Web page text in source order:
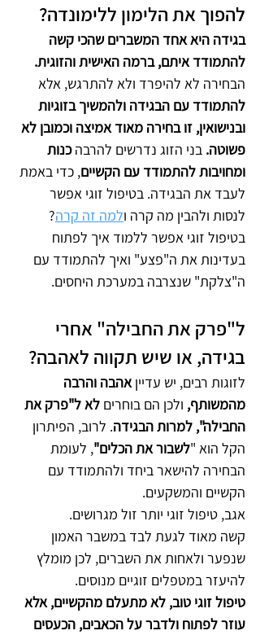
להפוך את הלימון ללימונדה?
בגידה היא אחד המשברים שהכי קשה
להתמודד איתם, ברמה האישית והזוגית.
הבחירה לא להיפרד ולא להתרגש, אלא
להתמודד עם הבגידה ולהמשיך בזוגיות
ובנישואין, זו בחירה מאוד אמיצה וכמובן לא
פשוטה. בני הזוג נדרשים להרבה כנות
ומחויבות להתמודד עם הקשיים, כדי באמת
לעבד את הבגידה. בטיפול זוגי אפשר
לנסות ולהבין מה קרה ולמה זה קרה?
בטיפול זוגי אפשר ללמוד איך לפתוח
בעדינות את ה"פצע" ואיך להתמודד עם
ה"צלקת" שנצרבה במערכת היחסים.
ל"פרק את החבילה" אחרי
בגידה, או שיש תקווה לאהבה?
לזוגות רבים, יש עדיין אהבה והרבה
מהמשותף, ולכן הם בוחרים לא ל"פרק את
החבילה", למרות הבגידה. לרוב, הפיתרון
הקל הוא "לשבור את הכלים", לעומת
הבחירה להישאר ביחד ולהתמודד עם
הקשיים והמשקעים.
אגב, טיפול זוגי יותר זול מגרושים.
קשה מאוד לגעת לבד במשבר האמון
שנפער ולאחות את השברים, לכן מומלץ
להיעזר במטפלים זוגיים מנוסים.
טיפול זוגי טוב, לא מתעלם מהקשיים, אלא
עוזר לפתוח ולדבר על הכאבים, הכעסים